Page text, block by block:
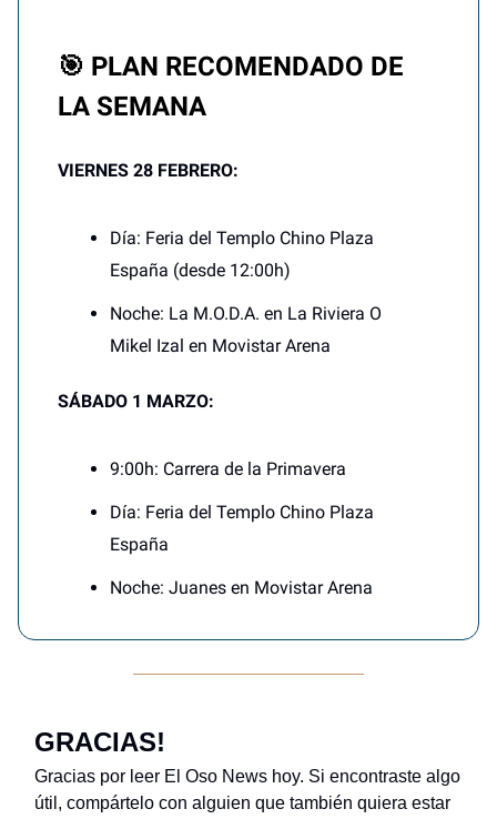
🎯 PLAN RECOMENDADO DE
LA SEMANA
VIERNES 28 FEBRERO:
Día: Feria del Templo Chino Plaza
España (desde 12:00h)
Noche: La M.O.D.A. en La Riviera O
Mikel Izal en Movistar Arena
SÁBADO 1 MARZO:
9:00h: Carrera de la Primavera
Día: Feria del Templo Chino Plaza
España
Noche: Juanes en Movistar Arena
GRACIAS!
Gracias por leer El Oso News hoy. Si encontraste algo
útil, compártelo con alguien que también quiera estar